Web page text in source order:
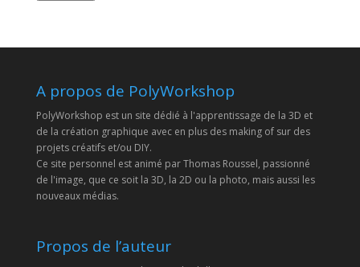
A propos de PolyWorkshop
PolyWorkshop est un site dédié à l'apprentissage de la 3D et
de la création graphique avec en plus des making of sur des
projets créatifs et/ou DIY.
Ce site personnel est animé par Thomas Roussel, passionné
de l'image, que ce soit la 3D, la 2D ou la photo, mais aussi les
nouveaux médias.
Propos de l’auteur